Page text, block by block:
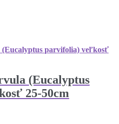
(Eucalyptus
25-50cm